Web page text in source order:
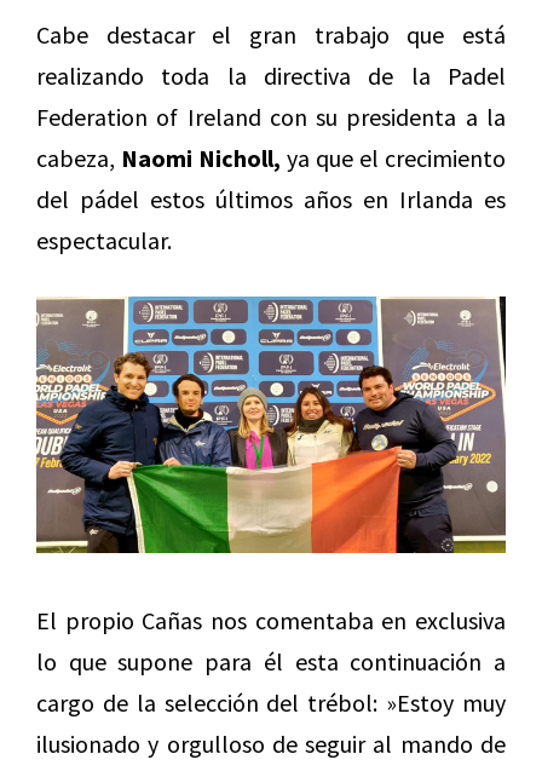
Cabe destacar el gran trabajo que está
realizando toda la directiva de la Padel
Federation of Ireland con su presidenta a la
cabeza, Naomi Nicholl, ya que el crecimiento
del pádel estos últimos años en Irlanda es
espectacular.
El propio Cañas nos comentaba en exclusiva
lo que supone para él esta continuación a
cargo de la selección del trébol: »Estoy muy
ilusionado y orgulloso de seguir al mando de